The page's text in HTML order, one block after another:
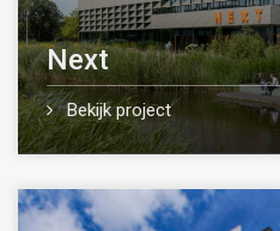
Next
Bekijk project